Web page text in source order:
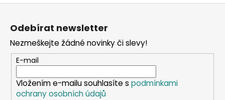
Z
Odebírat newsletter
Nezmeškejte žádné novinky či slevy!
E-mail
Vložením e-mailu souhlasíte s podmínkami
ochrany osobních údajů